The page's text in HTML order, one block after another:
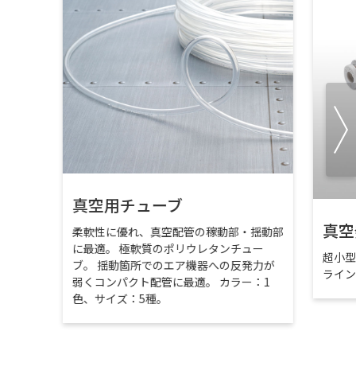
真空用チューブ
柔軟性に優れ、真空配管の稼動部・揺動部
に最適。 極軟質のポリウレタンチュー
ブ。 揺動箇所でのエア機器への反発力が
弱くコンパクト配管に最適。 カラー：1
色、サイズ：5種。
真
超小
ライ